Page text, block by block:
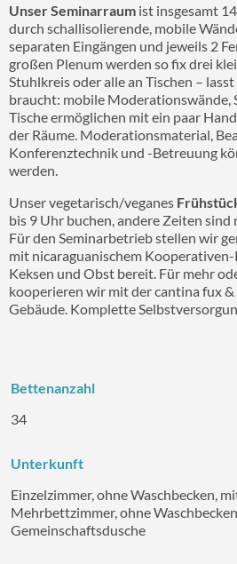
Unser Seminarraum ist insgesamt
durch schallisolierende, mobile
separaten Eingängen und jeweils 2
großen Plenum werden so fix drei
Stuhlkreis oder alle an Tischen –
braucht: mobile Moderationswände,
Tische ermöglichen mit ein paar
der Räume. Moderationsmaterial,
Konferenztechnik und -Betreuung
werden.
Unser vegetarisch/veganes
bis 9 Uhr buchen, andere Zeiten sind
Für den Seminarbetrieb stellen wir
mit nicaraguanischem Kooperativen-
Keksen und Obst bereit. Für mehr
kooperieren wir mit der cantina fux &
Gebäude. Komplette
Bettenanzahl
34
Unterkunft
Einzelzimmer, ohne Waschbecken,
Mehrbettzimmer, ohne
Gemeinschaftsdusche